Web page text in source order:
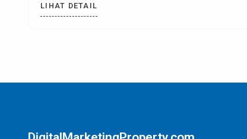
LIHAT DETAIL